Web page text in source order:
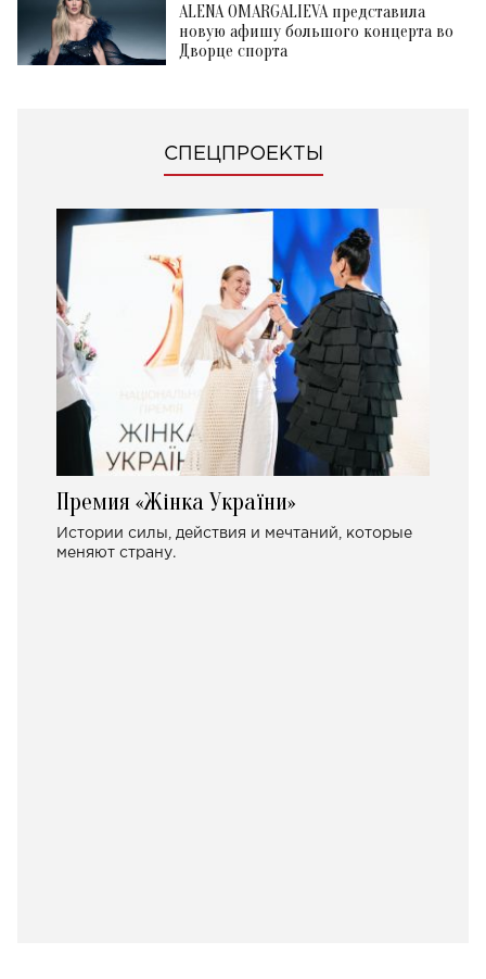
ALENA OMARGALIEVA представила
новую афишу большого концерта во
Дворце спорта
СПЕЦПРОЕКТЫ
Премия «Жінка України»
Истории силы, действия и мечтаний, которые
меняют страну.